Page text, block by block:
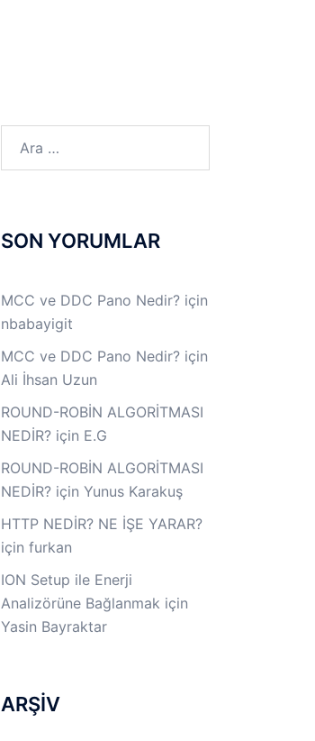
SON YORUMLAR
MCC ve DDC Pano Nedir?için
nbabayigit
MCC ve DDC Pano Nedir?için
Ali İhsan Uzun
ROUND-ROBİN ALGORİTMASI
NEDİR?için E.G
ROUND-ROBİN ALGORİTMASI
NEDİR?için Yunus Karakuş
HTTP NEDİR? NE İŞE YARAR?
için furkan
ION Setup ile Enerji
Analizörüne Bağlanmak için
Yasin Bayraktar
ARŞİV